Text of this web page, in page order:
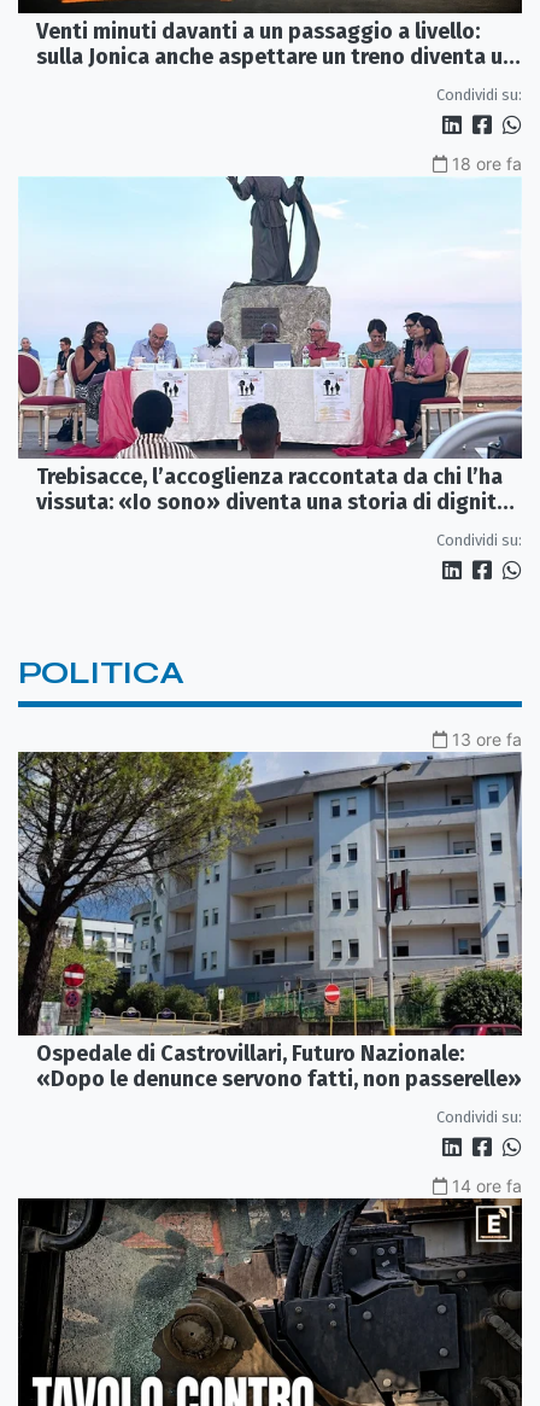
Venti minuti davanti a un passaggio a livello:
sulla Jonica anche aspettare un treno diventa un
Condividi su:
18 ore fa
Trebisacce, l’accoglienza raccontata da chi l’ha
vissuta: «Io sono» diventa una storia di dignità
Condividi su:
POLITICA
13 ore fa
Ospedale di Castrovillari, Futuro Nazionale:
«Dopo le denunce servono fatti, non passerelle»
Condividi su:
14 ore fa